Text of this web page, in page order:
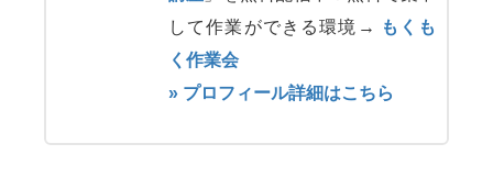
して作業ができる環境→
もくも
く作業会
» プロフィール詳細はこちら